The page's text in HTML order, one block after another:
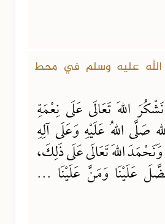
الله عليه وسلم في محط
اللهَ تَعَالَى عَلَى نِعْمَةِ
صَلَّى اللهُ عَلَيْهِ وَعَلَى آلِهِ
اللهَ تَعَالَى عَلَى ذَلِكَ،
عَلَيْنَا وَمَنَّ عَلَيْنَا ...